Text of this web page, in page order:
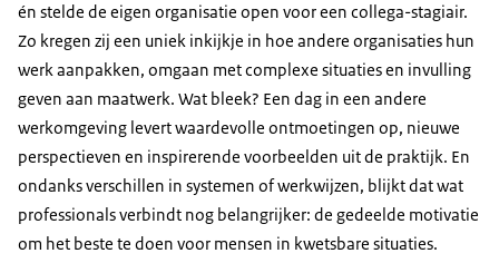
én stelde de eigen organisatie open voor een collega-stagiair.
Zo kregen zij een uniek inkijkje in hoe andere organisaties hun
werk aanpakken, omgaan met complexe situaties en invulling
geven aan maatwerk. Wat bleek? Een dag in een andere
werkomgeving levert waardevolle ontmoetingen op, nieuwe
perspectieven en inspirerende voorbeelden uit de praktijk. En
ondanks verschillen in systemen of werkwijzen, blijkt dat wat
professionals verbindt nog belangrijker: de gedeelde motivatie
om het beste te doen voor mensen in kwetsbare situaties.